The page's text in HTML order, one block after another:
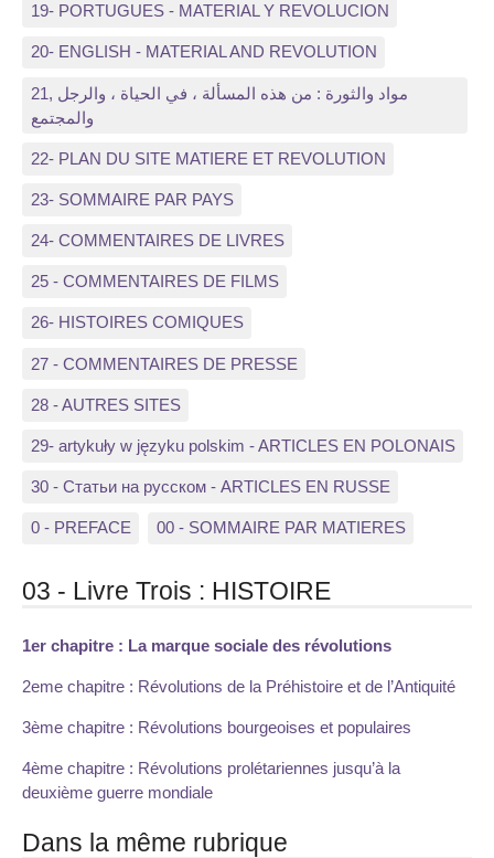
19- PORTUGUES - MATERIAL Y REVOLUCION
20- ENGLISH - MATERIAL AND REVOLUTION
21, مواد والثورة : من هذه المسألة ، في الحياة ، والرجل
والمجتمع
22- PLAN DU SITE MATIERE ET REVOLUTION
23- SOMMAIRE PAR PAYS
24- COMMENTAIRES DE LIVRES
25 - COMMENTAIRES DE FILMS
26- HISTOIRES COMIQUES
27 - COMMENTAIRES DE PRESSE
28 - AUTRES SITES
29- artykuły w języku polskim - ARTICLES EN POLONAIS
30 - Статьи на русском - ARTICLES EN RUSSE
0 - PREFACE 00 - SOMMAIRE PAR MATIERES
03 - Livre Trois : HISTOIRE
1er chapitre : La marque sociale des révolutions
2eme chapitre : Révolutions de la Préhistoire et de l’Antiquité
3ème chapitre : Révolutions bourgeoises et populaires
4ème chapitre : Révolutions prolétariennes jusqu’à la
deuxième guerre mondiale
Dans la même rubrique